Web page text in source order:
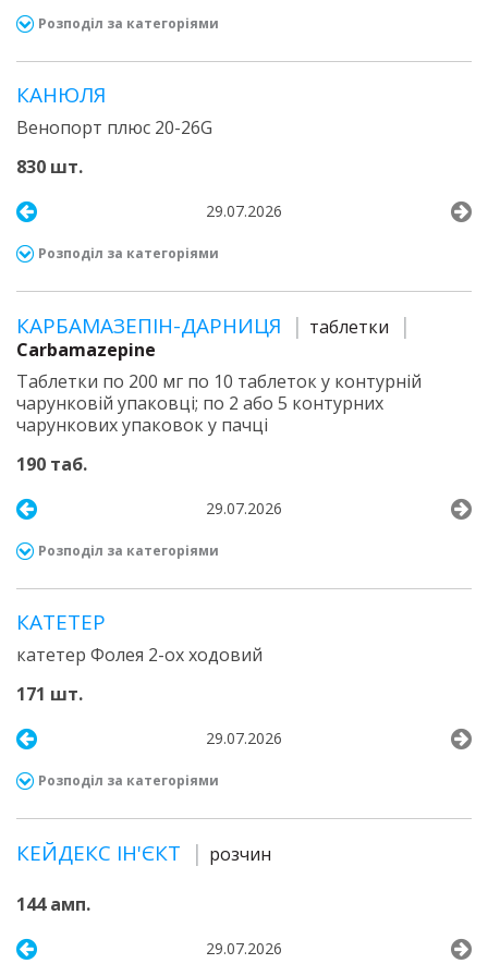
Розподіл за категоріями
КАНЮЛЯ
Венопорт плюс 20-26G
830 шт.
29.07.2026
Розподіл за категоріями
КАРБАМАЗЕПІН-ДАРНИЦЯ
таблетки
Carbamazepine
Таблетки по 200 мг по 10 таблеток у контурній
чарунковій упаковці; по 2 або 5 контурних
чарункових упаковок у пачці
190 таб.
29.07.2026
Розподіл за категоріями
КАТЕТЕР
катетер Фолея 2-ох ходовий
171 шт.
29.07.2026
Розподіл за категоріями
КЕЙДЕКС ІН'ЄКТ розчин
144 амп.
29.07.2026